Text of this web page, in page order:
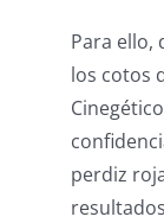
Para ello,
los cotos
perdiz